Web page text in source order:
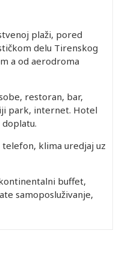
plaži, pored
delu Tirenskog
a od aerodroma
restoran, bar,
park, internet. Hotel
telefon, klima uredjaj uz
buffet,
samoposluživanje,